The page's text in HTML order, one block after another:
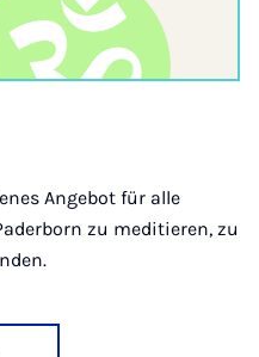
Angebot für alle
zu meditieren, zu